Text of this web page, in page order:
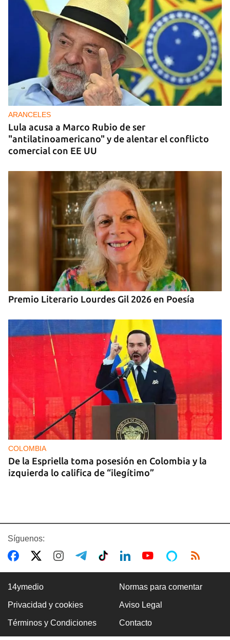
DONACIONES
China entrega otros 5.000 sistemas fotovoltaicos
para zonas rurales de Cuba
ARANCELES
Lula acusa a Marco Rubio de ser
"antilatinoamericano" y de alentar el conflicto
comercial con EE UU
Premio Literario Lourdes Gil 2026 en Poesía
COLOMBIA
De la Espriella toma posesión en Colombia y la
izquierda lo califica de “ilegítimo”
BOXEO
El boxeo masculino cubano se quedó sin títulos
Síguenos:
14ymedio Normas para comentar
Privacidad y cookies Aviso Legal
Términos y Condiciones Contacto